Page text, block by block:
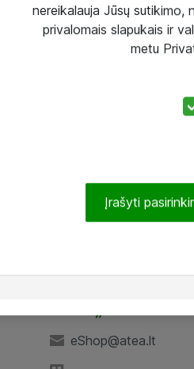
eShop@atea.lt
nereikalauja Jūsų sutikimo,
privalomais slapukais ir
metu
Įrašyti